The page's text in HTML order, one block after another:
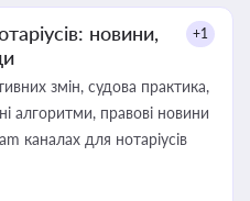
новини,
+1
змін, судова практика,
алгоритми, правові новини
каналах для нотаріусів